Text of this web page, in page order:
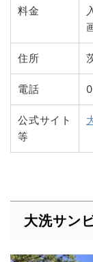
料金
住所
電話
公式サイト
等
大洗サン